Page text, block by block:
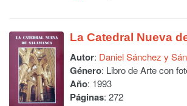
La Catedral Nueva
Autor: Daniel Sánchez y
Género: Libro de Arte con
Año: 1993
Páginas: 272